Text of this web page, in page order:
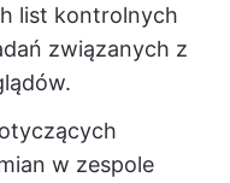
list kontrolnych
związanych z
w zespole